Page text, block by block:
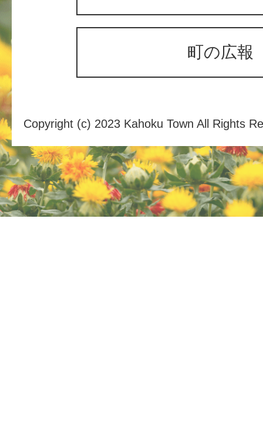
町の広報
Copyright (c) 2023 Kahoku Town All Rights